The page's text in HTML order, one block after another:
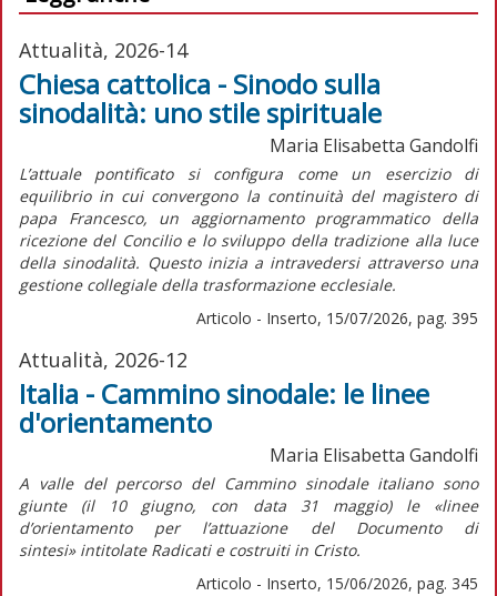
Attualità, 2026-14
Chiesa cattolica - Sinodo sulla
sinodalità: uno stile spirituale
Maria Elisabetta Gandolfi
L’attuale pontificato si configura come un esercizio di
equilibrio in cui convergono la continuità del magistero di
papa Francesco, un aggiornamento programmatico della
ricezione del Concilio e lo sviluppo della tradizione alla luce
della sinodalità. Questo inizia a intravedersi attraverso una
gestione collegiale della trasformazione ecclesiale.
Articolo - Inserto, 15/07/2026, pag. 395
Attualità, 2026-12
Italia - Cammino sinodale: le linee
d'orientamento
Maria Elisabetta Gandolfi
A valle del percorso del Cammino sinodale italiano sono
giunte (il 10 giugno, con data 31 maggio) le «linee
d’orientamento per l’attuazione del Documento di
sintesi»intitolate Radicati e costruiti in Cristo.
Articolo - Inserto, 15/06/2026, pag. 345